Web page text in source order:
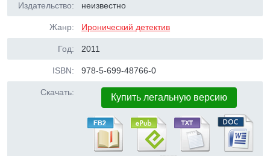
Издательство: неизвестно
Жанр: Иронический детектив
Год: 2011
ISBN: 978-5-699-48766-0
Скачать: Купить легальную версию